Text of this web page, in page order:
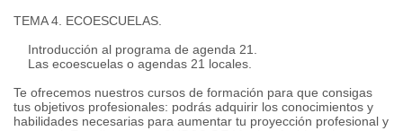
TEMA 4. ECOESCUELAS.
Introducción al programa de agenda 21.
Las ecoescuelas o agendas 21 locales.
Te ofrecemos nuestros cursos de formación para que consigas
tus objetivos profesionales: podrás adquirir los conocimientos y
habilidades necesarias para aumentar tu proyección profesional y